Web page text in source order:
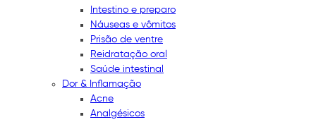
Intestino e preparo
Náuseas e vômitos
Prisão de ventre
Reidratação oral
Saúde intestinal
Dor & Inflamação
Acne
Analgésicos